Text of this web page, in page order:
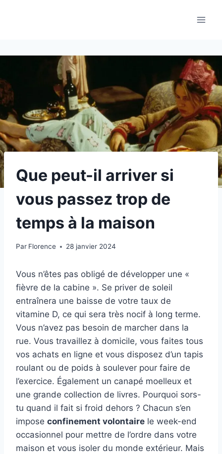
Que peut-il arriver si
vous passez trop de
temps à la maison
Par Florence 28 janvier 2024
Vous n’êtes pas obligé de développer une «
fièvre de la cabine ». Se priver de soleil
entraînera une baisse de votre taux de
vitamine D, ce qui sera très nocif à long terme.
Vous n’avez pas besoin de marcher dans la
rue. Vous travaillez à domicile, vous faites tous
vos achats en ligne et vous disposez d’un tapis
roulant ou de poids à soulever pour faire de
l’exercice. Également un canapé moelleux et
une grande collection de livres. Pourquoi sors-
tu quand il fait si froid dehors ? Chacun s’en
impose confinement volontaire le week-end
occasionnel pour mettre de l’ordre dans votre
maison et vous isoler du monde extérieur. Mais